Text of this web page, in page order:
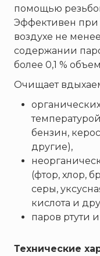
АРТИ
Болид
Бонус-Вита
Брандбулл
Бриз-Кама
Диапазон+
ИВС-
Коруфайер
Магазин 01
помощью
Эффективен
воздухе не
содержании
более 0,1 %
Очищает
бензин,
другие),
(фтор, хлор,
серы,
кислота и
паров ртути
Технические